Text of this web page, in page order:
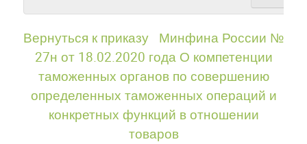
Вернуться к приказу Минфина России №
27н от 18.02.2020 года О компетенции
таможенных органов по совершению
определенных таможенных операций и
конкретных функций в отношении
товаров